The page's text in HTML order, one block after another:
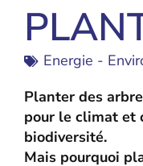
Energie -
Planter des
pour le climat et
biodiversité.
Mais pourquoi